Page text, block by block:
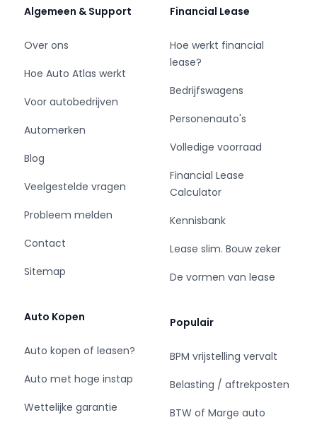
Algemeen & Support
Over ons
Hoe Auto Atlas werkt
Voor autobedrijven
Automerken
Blog
Veelgestelde vragen
Probleem melden
Contact
Sitemap
Auto Kopen
Auto kopen of leasen?
Auto met hoge instap
Wettelijke garantie
Financial Lease
Hoe werkt financial
lease?
Bedrijfswagens
Personenauto's
Volledige voorraad
Financial Lease
Calculator
Kennisbank
Lease slim. Bouw zeker
De vormen van lease
Populair
BPM vrijstelling vervalt
Belasting / aftrekposten
BTW of Marge auto